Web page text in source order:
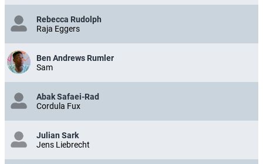
Rebecca Rudolph
Raja Eggers
Ben Andrews Rumler
Sam
Abak Safaei-Rad
Cordula Fux
Julian Sark
Jens Liebrecht